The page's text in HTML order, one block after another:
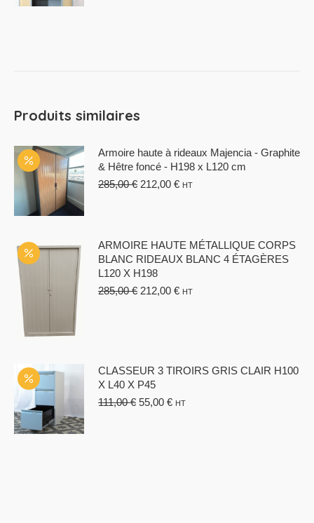
Produits similaires
Armoire haute à rideaux Majencia - Graphite
& Hêtre foncé - H198 x L120 cm
285,00€ Le
285,00 €.
212,00 €Le
212,00 €.
HT
ARMOIRE HAUTE MÉTALLIQUE CORPS
BLANC RIDEAUX BLANC 4 ÉTAGÈRES
L120 X H198
285,00€ Le
212,00 €Le
HT
CLASSEUR 3 TIROIRS GRIS CLAIR H100
X L40 X P45
111,00€ Le
55,00 €Le
HT